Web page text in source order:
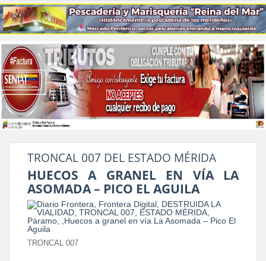
TRONCAL 007 DEL ESTADO MÉRIDA
HUECOS A GRANEL EN VÍA LA
ASOMADA – PICO EL AGUILA
TRONCAL 007